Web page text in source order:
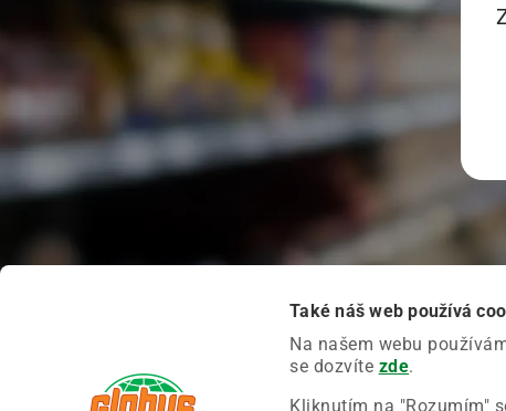
Také náš web používá
Na našem webu
se dozvíte zde.
Kliknutím na "Rozumím"